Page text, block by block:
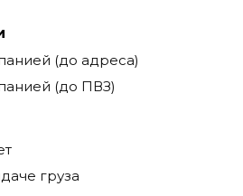
(до адреса)
(до ПВЗ)
груза